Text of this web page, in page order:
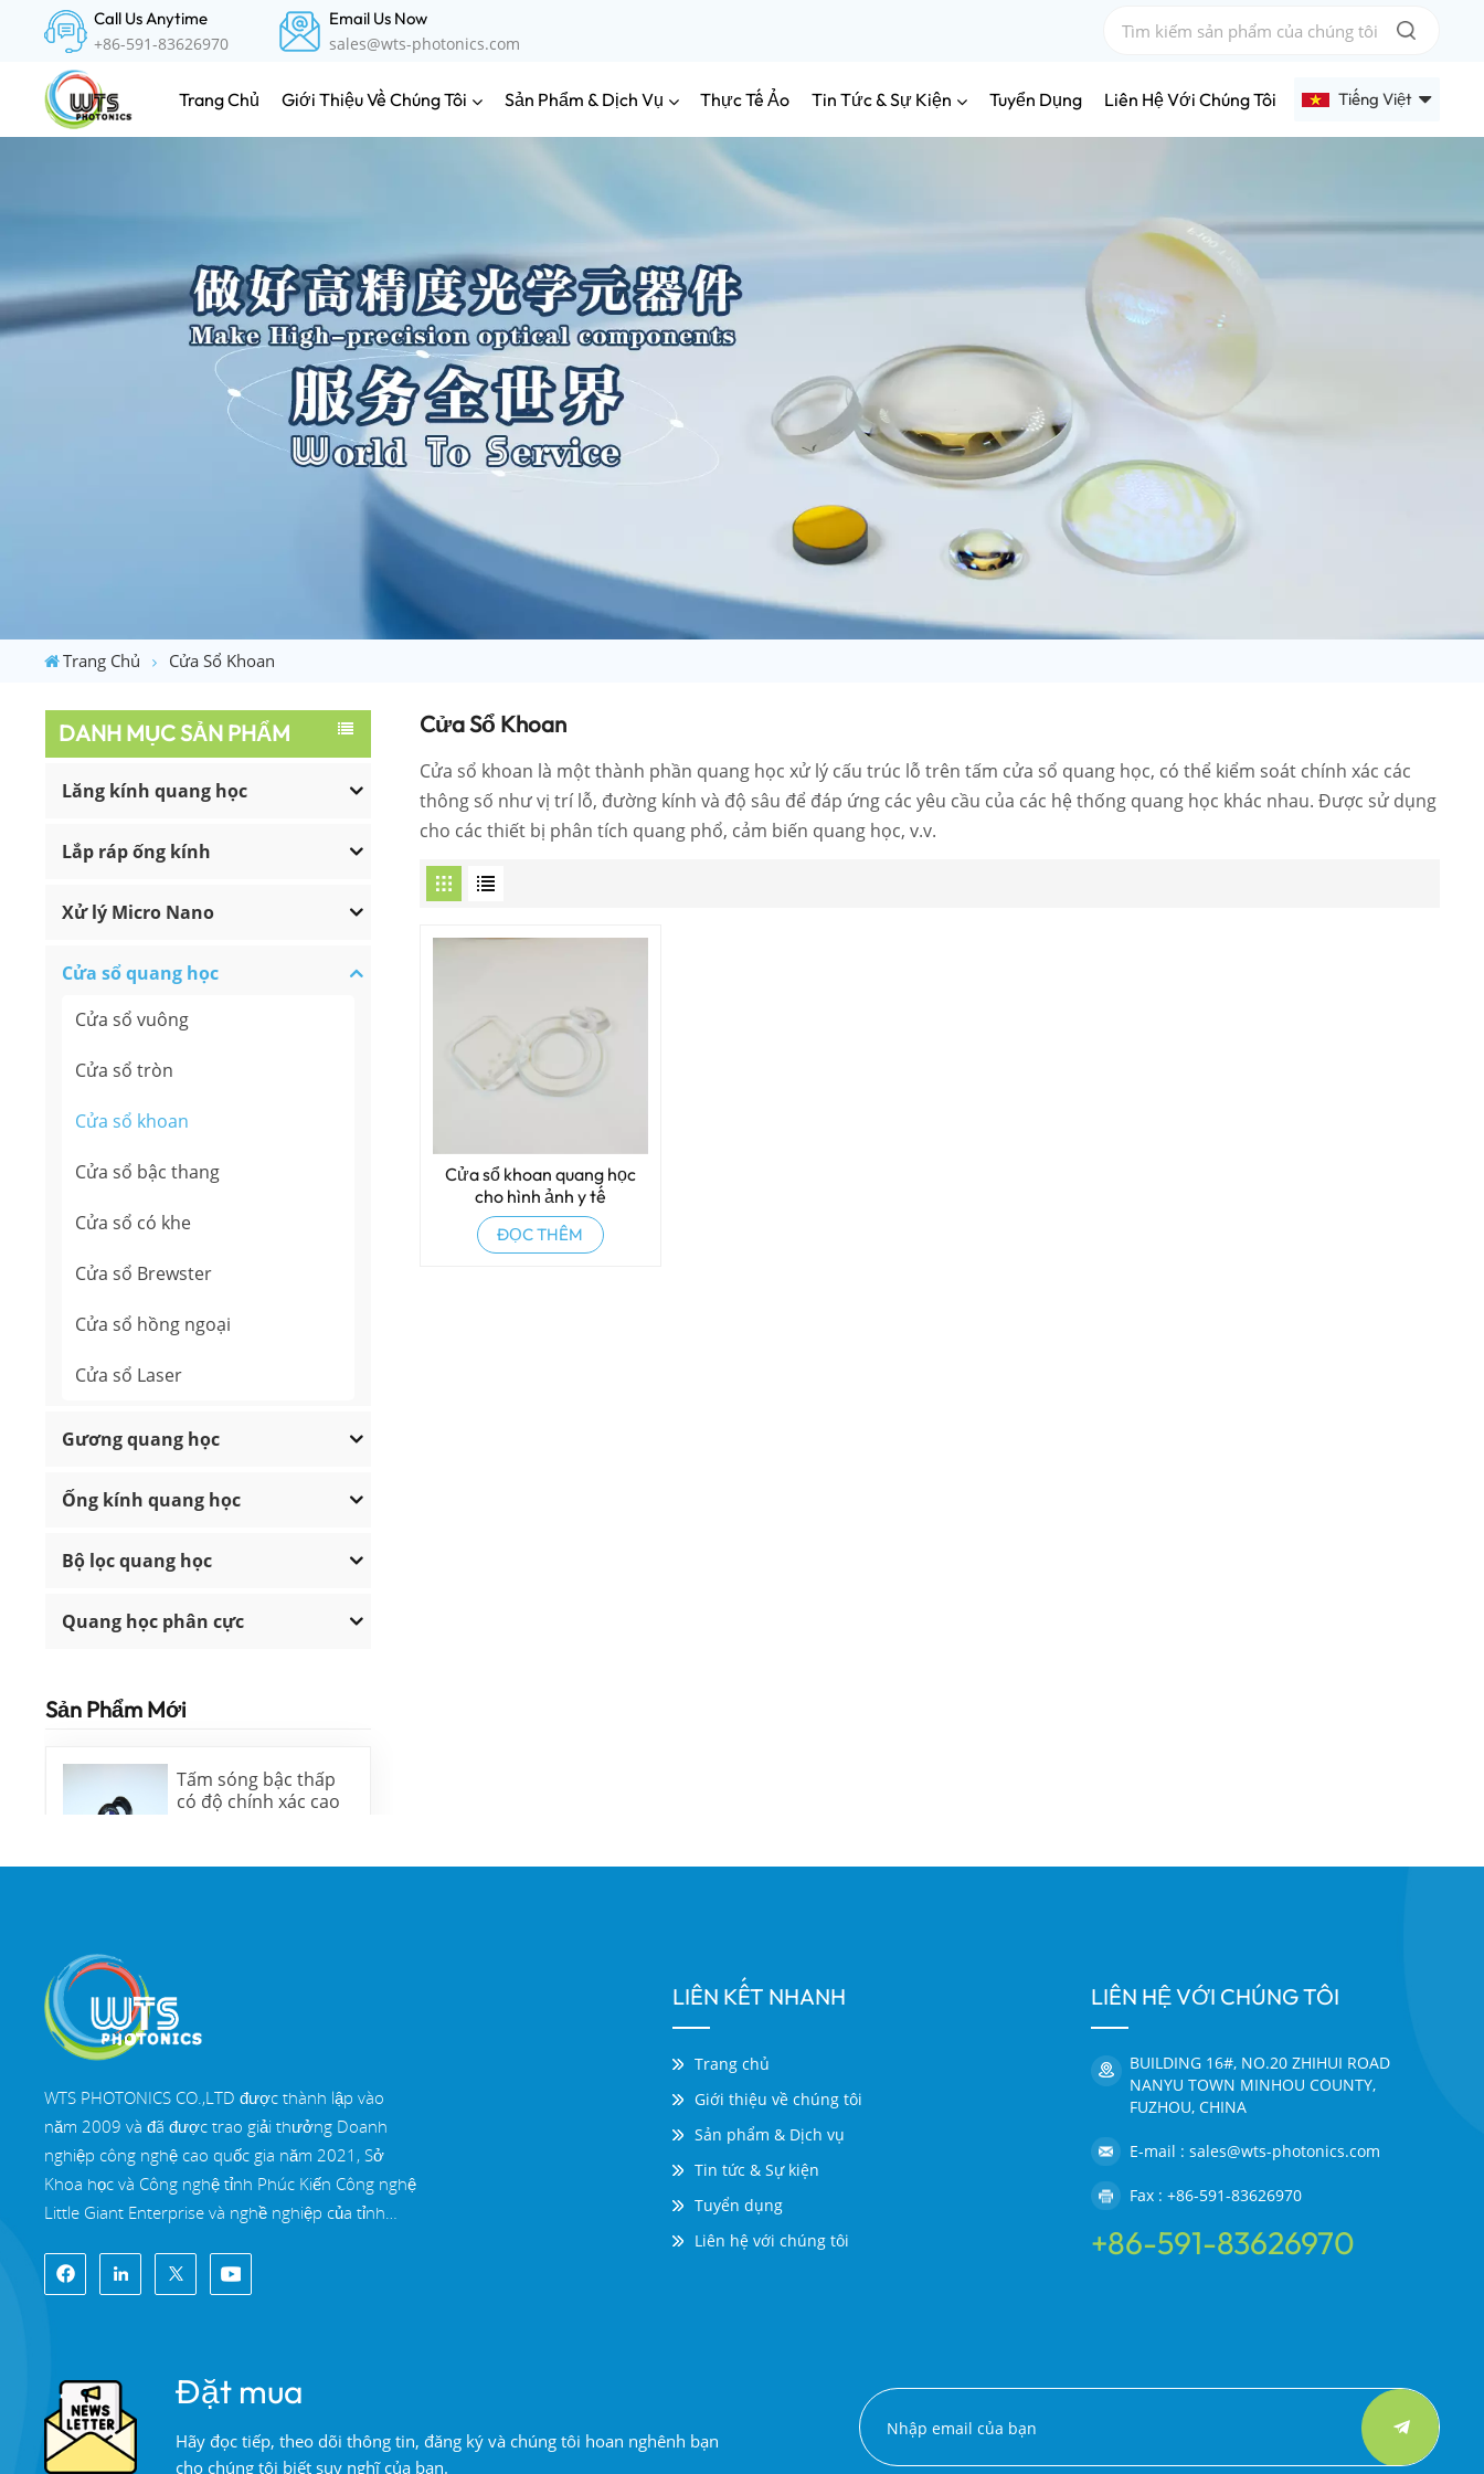
Call Us Anytime
+86-591-83626970
Email Us Now
sales@wts-photonics.com
Trang Chủ Giới Thiệu Về Chúng Tôi Sản Phẩm & Dịch Vụ Thực Tế Ảo Tin Tức & Sự Kiện Tuyển Dụng Liên Hệ Với Chúng Tôi Tiếng Việt
中文
Trang Chủ Cửa Sổ Khoan
DANH MỤC SẢN PHẨM
Lăng kính quang học
Lắp ráp ống kính
Xử lý Micro Nano
Cửa sổ quang học
Cửa sổ vuông
Cửa sổ tròn
Cửa sổ khoan
Cửa sổ bậc thang
Cửa sổ có khe
Cửa sổ Brewster
Cửa sổ hồng ngoại
Cửa sổ Laser
Gương quang học
Ống kính quang học
Bộ lọc quang học
Quang học phân cực
Sản Phẩm Mới
Tấm sóng bậc thấp
có độ chính xác cao
quang học có độ
chính xác cao
ĐỌC THÊM
Gương lưỡng sắc đa
băng tần
ĐỌC THÊM
Cửa Sổ Khoan
Cửa sổ khoan là một thành phần quang học xử lý cấu trúc lỗ trên tấm cửa sổ quang học, có thể kiểm soát chính xác các
thông số như vị trí lỗ, đường kính và độ sâu để đáp ứng các yêu cầu của các hệ thống quang học khác nhau. Được sử dụng
cho các thiết bị phân tích quang phổ, cảm biến quang học, v.v.
Cửa sổ khoan quang học
cho hình ảnh y tế
ĐỌC THÊM
WTS PHOTONICS CO.,LTD được thành lập vào
năm 2009 và đã được trao giải thưởng Doanh
nghiệp công nghệ cao quốc gia năm 2021, Sở
Khoa học và Công nghệ tỉnh Phúc Kiến Công nghệ
Little Giant Enterprise và nghề nghiệp của tỉnh
hóa-đổi mới vào năm 2022. WTS định vị tại Thành
phố ven biển Đông Nam xinh đẹp, Phúc Châu,
chuẩn, một nhóm của đội ngũ kỹ thuật lành nghề
và một hệ thống xử lý quang học hoàn chỉnh, hệ
thống sơn phủ, hệ thống lắp ráp và hệ thống kiểm
LIÊN KẾT NHANH
Trang chủ
Giới thiệu về chúng tôi
Sản phẩm & Dịch vụ
Tin tức & Sự kiện
Tuyển dụng
Liên hệ với chúng tôi
LIÊN HỆ VỚI CHÚNG TÔI
BUILDING 16#, NO.20 ZHIHUI ROAD
NANYU TOWN MINHOU COUNTY,
FUZHOU, CHINA
E-mail : sales@wts-photonics.com
Fax : +86-591-83626970
+86-591-83626970
Đặt mua
Hãy đọc tiếp, theo dõi thông tin, đăng ký và chúng tôi hoan nghênh bạn
cho chúng tôi biết suy nghĩ của bạn.